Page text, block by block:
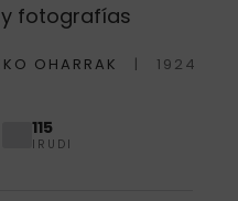
fotografías
OHARRAK
1924
115
IRUDI